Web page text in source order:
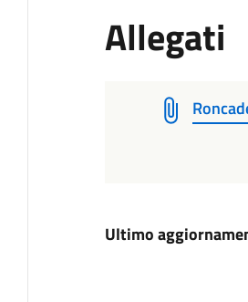
Allegati
Ultimo